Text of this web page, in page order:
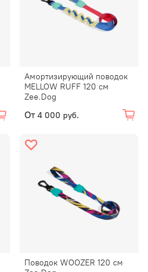
Амортизирующий поводок
MELLOW RUFF 120 см
Zee.Dog
От 4 000 руб.
Поводок WOOZER 120 см